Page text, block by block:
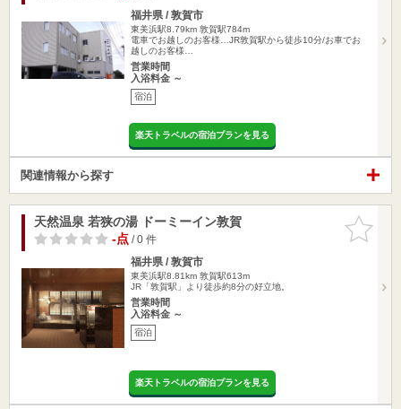
福井県 / 敦賀市
東美浜駅8.79km 敦賀駅784m
電車でお越しのお客様…JR敦賀駅から徒歩10分/お車でお
越しのお客様…
営業時間
入浴料金 ～
宿泊
楽天トラベルの宿泊プランを見る
関連情報から探す
お気に入
りに追加
天然温泉 若狭の湯 ドーミーイン敦賀
-点/ 0 件
福井県 / 敦賀市
東美浜駅8.81km 敦賀駅613m
JR「敦賀駅」より徒歩約8分の好立地。
営業時間
入浴料金 ～
宿泊
楽天トラベルの宿泊プランを見る